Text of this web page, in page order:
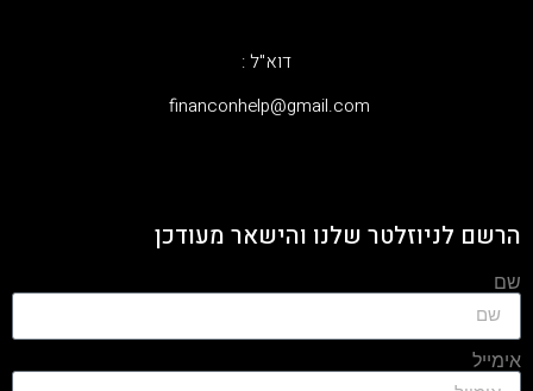
דוא"ל :
‫financonhelp@gmail.com‬
הרשם לניוזלטר שלנו והישאר מעודכן
שם
אימייל